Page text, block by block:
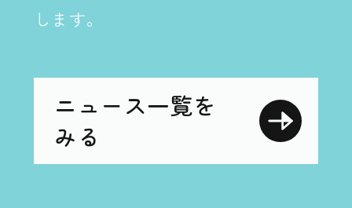
します。
ニュース一覧を
みる